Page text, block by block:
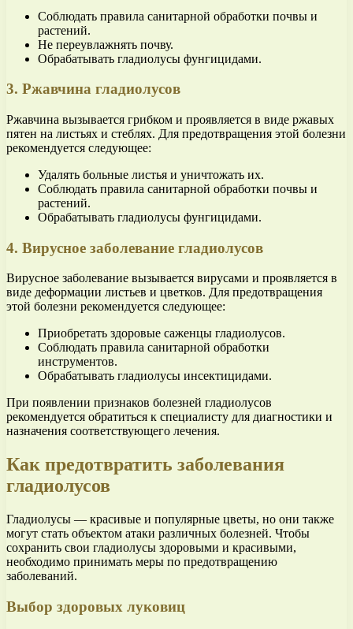
Соблюдать правила санитарной обработки почвы и
растений.
Не переувлажнять почву.
Обрабатывать гладиолусы фунгицидами.
3. Ржавчина гладиолусов
Ржавчина вызывается грибком и проявляется в виде ржавых
пятен на листьях и стеблях. Для предотвращения этой болезни
рекомендуется следующее:
Удалять больные листья и уничтожать их.
Соблюдать правила санитарной обработки почвы и
растений.
Обрабатывать гладиолусы фунгицидами.
4. Вирусное заболевание гладиолусов
Вирусное заболевание вызывается вирусами и проявляется в
виде деформации листьев и цветков. Для предотвращения
этой болезни рекомендуется следующее:
Приобретать здоровые саженцы гладиолусов.
Соблюдать правила санитарной обработки
инструментов.
Обрабатывать гладиолусы инсектицидами.
При появлении признаков болезней гладиолусов
рекомендуется обратиться к специалисту для диагностики и
назначения соответствующего лечения.
Как предотвратить заболевания
гладиолусов
Гладиолусы — красивые и популярные цветы, но они также
могут стать объектом атаки различных болезней. Чтобы
сохранить свои гладиолусы здоровыми и красивыми,
необходимо принимать меры по предотвращению
заболеваний.
Выбор здоровых луковиц